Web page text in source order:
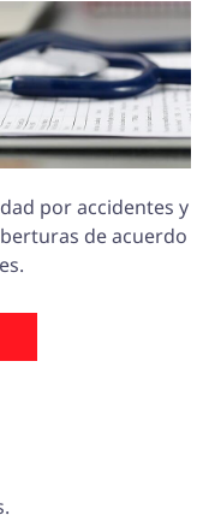
por accidentes y
de acuerdo